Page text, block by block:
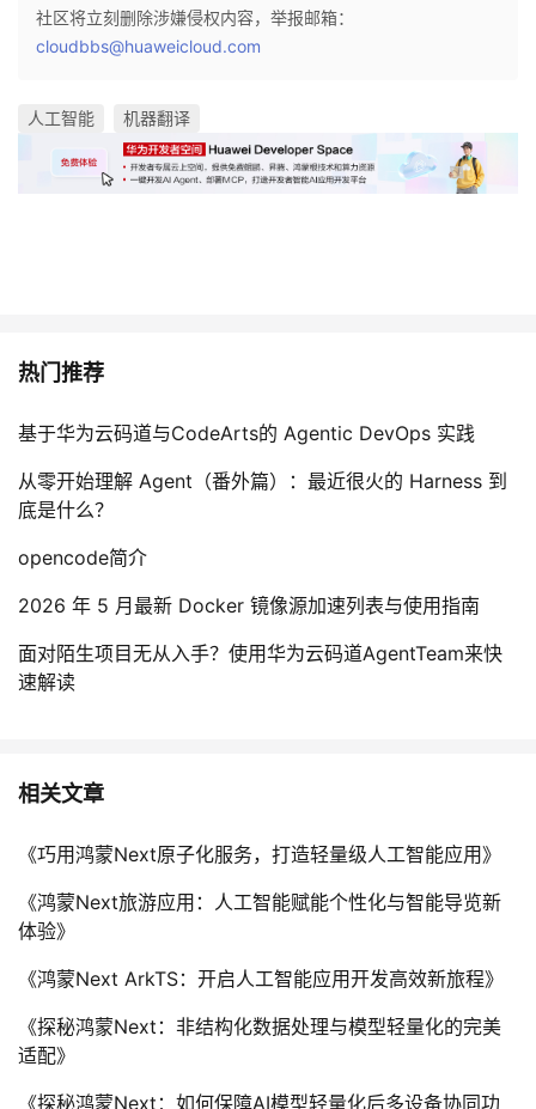
社区将立刻删除涉嫌侵权内容，举报邮箱：
cloudbbs@huaweicloud.com
人工智能 机器翻译
热门推荐
基于华为云码道与CodeArts的 Agentic DevOps 实践
从零开始理解 Agent（番外篇）：最近很火的 Harness 到
底是什么？
opencode简介
2026 年 5 月最新 Docker 镜像源加速列表与使用指南
面对陌生项目无从入手？使用华为云码道AgentTeam来快
速解读
相关文章
《巧用鸿蒙Next原子化服务，打造轻量级人工智能应用》
《鸿蒙Next旅游应用：人工智能赋能个性化与智能导览新
体验》
《鸿蒙Next ArkTS：开启人工智能应用开发高效新旅程》
《探秘鸿蒙Next：非结构化数据处理与模型轻量化的完美
适配》
《探秘鸿蒙Next：如何保障AI模型轻量化后多设备协同功